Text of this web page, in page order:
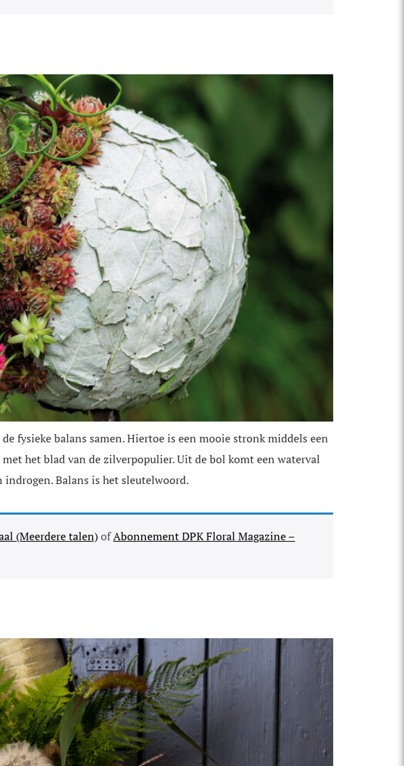
balans samen. Hiertoe is een mooie stronk middels een
het blad van de zilverpopulier. Uit de bol komt een waterval
Balans is het sleutelwoord.
(Meerdere talen)ofAbonnement DPK Floral Magazine –